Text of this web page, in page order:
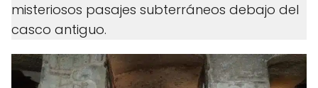
misteriosos pasajes subterráneos debajo del
casco antiguo.